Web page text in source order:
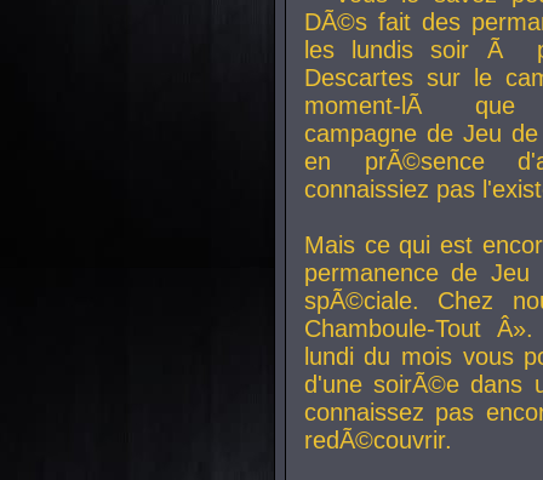
DÃ©s fait des
les lundis soir Ã
Descartes sur le
moment-lÃ que
campagne de Jeu
en prÃ©sence
connaissiez pas
Mais ce qui est
permanence de
spÃ©ciale. Chez
Chamboule-Tout
lundi du mois vous
d'une soirÃ©e dans
connaissez pas
redÃ©couvrir.